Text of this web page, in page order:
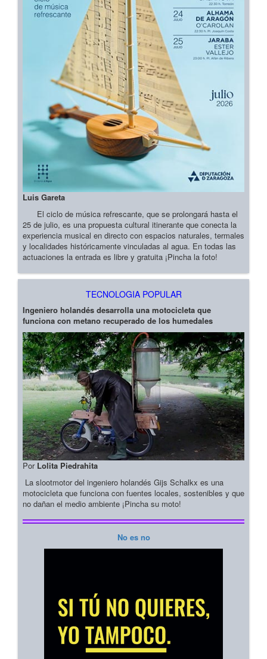
Luis Gareta
El ciclo de música refrescante, que se prolongará hasta el
25 de julio, es una propuesta cultural itinerante que conecta la
experiencia musical en directo con espacios naturales, termales
y localidades históricamente vinculadas al agua. En todas las
actuaciones la entrada es libre y gratuita ¡Pincha la foto!
TECNOLOGIA POPULAR
Ingeniero holandés desarrolla una motocicleta que
funciona con metano recuperado de los humedales
Por Lolita Piedrahita
La slootmotor del ingeniero holandés Gijs Schalkx es una
motocicleta que funciona con fuentes locales, sostenibles y que
no dañan el medio ambiente ¡Pincha su moto!
No es no